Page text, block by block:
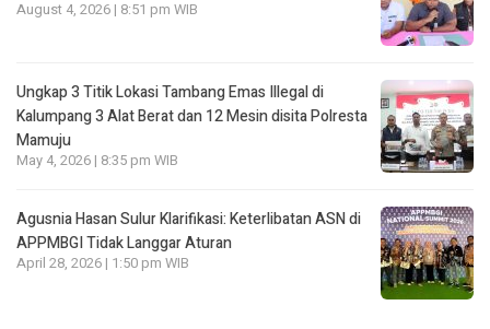
August 4, 2026 | 8:51 pm WIB
Ungkap 3 Titik Lokasi Tambang Emas Illegal di
Kalumpang 3 Alat Berat dan 12 Mesin disita Polresta
Mamuju
May 4, 2026 | 8:35 pm WIB
Agusnia Hasan Sulur Klarifikasi: Keterlibatan ASN di
APPMBGI Tidak Langgar Aturan
April 28, 2026 | 1:50 pm WIB